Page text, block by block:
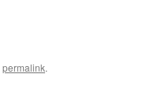
permalink.